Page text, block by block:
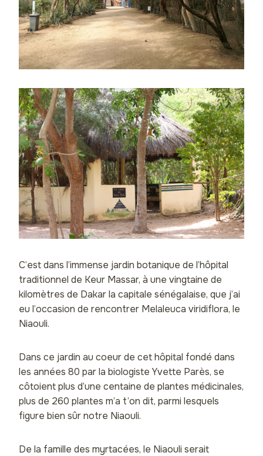
C’est dans l’immense jardin botanique de l’hôpital
traditionnel de Keur Massar, à une vingtaine de
kilomètres de Dakar la capitale sénégalaise, que j’ai
eu l’occasion de rencontrer Melaleuca viridiflora, le
Niaouli.
Dans ce jardin au coeur de cet hôpital fondé dans
les années 80 par la biologiste Yvette Parès, se
côtoient plus d’une centaine de plantes médicinales,
plus de 260 plantes m’a t’on dit, parmi lesquels
figure bien sûr notre Niaouli.
De la famille des myrtacées, le Niaouli serait